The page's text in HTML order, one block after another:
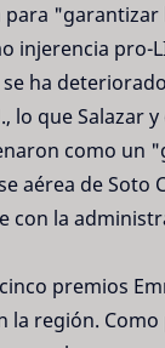
injerencia pro-
ha
lo que Salazar
como un
aérea de Soto
con la
premios
región.